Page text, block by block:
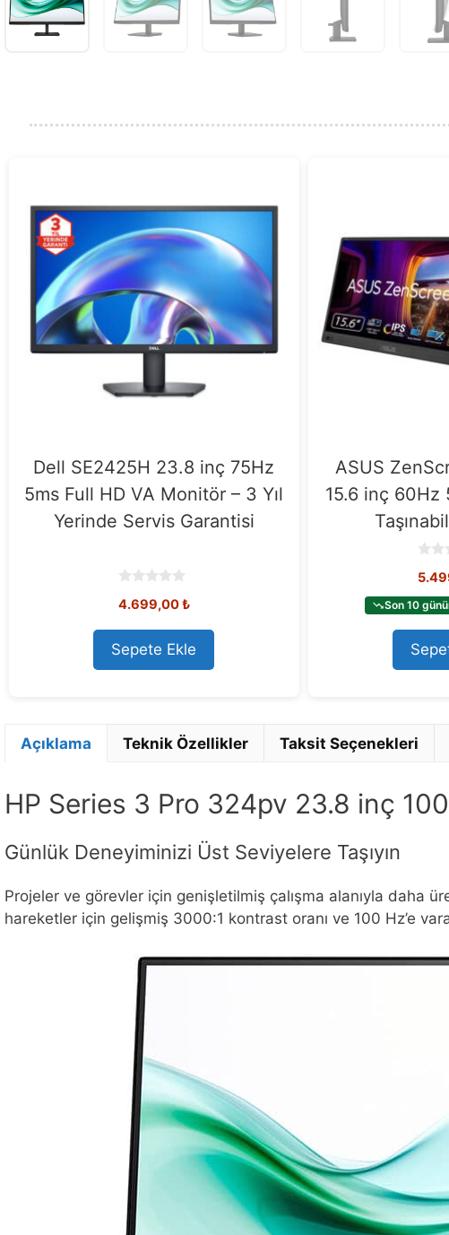
Dell SE2425H 23.8 inç 75Hz
5ms Full HD VA Monitör – 3 Yıl
Yerinde Servis Garantisi
o
t
o
f
5
4.699,00₺
Sepete Ekle
ASUS
15.6 inç 60Hz
o
t
o
f
5
Son 10
Açıklama Teknik Özellikler Taksit Seçenekleri
HP Series 3 Pro 324pv 23.8 inç
Günlük Deneyiminizi Üst Seviyelere Taşıyın
Projeler ve görevler için genişletilmiş çalışma alanıyla daha
hareketler için gelişmiş 3000:1 kontrast oranı ve 100 Hz’e